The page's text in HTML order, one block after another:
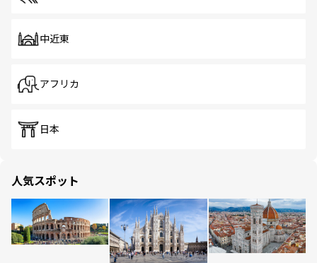
中近東
アフリカ
日本
人気スポット